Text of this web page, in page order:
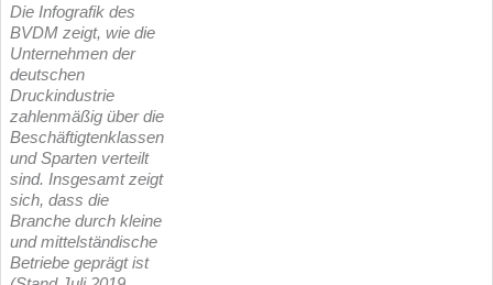
Die Infografik des
BVDM zeigt, wie die
Unternehmen der
deutschen
Druckindustrie
zahlenmäßig über die
Beschäftigtenklassen
und Sparten verteilt
sind. Insgesamt zeigt
sich, dass die
Branche durch kleine
und mittelständische
Betriebe geprägt ist